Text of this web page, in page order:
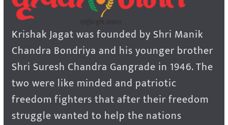
Krishak Jagat was founded by Shri Manik
Chandra Bondriya and his younger brother
Shri Suresh Chandra Gangrade in 1946. The
two were like minded and patriotic
freedom fighters that after their freedom
struggle wanted to help the nations